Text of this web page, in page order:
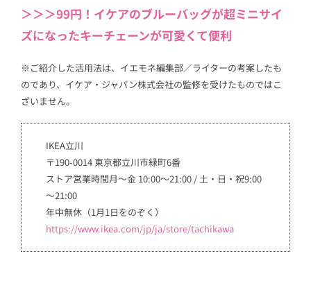
＞＞＞99円！イケアのブルーバッグが超ミニサイ
ズになったキーチェーンが可愛くて便利
※ご紹介した活用法は、イエモネ編集部／ライターの考案したも
のであり、イケア・ジャパン株式会社の監修を受けたものではこ
ざいません。
IKEA立川
〒190-0014 東京都立川市緑町6番
ストア営業時間月～金 10:00～21:00 / 土・日・祝9:00
～21:00
年中無休（1月1日をのぞく）
https://www.ikea.com/jp/ja/store/tachikawa